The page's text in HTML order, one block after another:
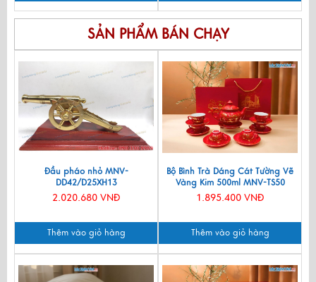
SẢN PHẨM BÁN CHẠY
Đầu pháo nhỏ MNV-
DD42/D25XH13
2.020.680 VNĐ
Thêm vào giỏ hàng
Bộ Bình Trà Dáng Cát Tường Vẽ
Vàng Kim 500ml MNV-TS50
1.895.400 VNĐ
Thêm vào giỏ hàng